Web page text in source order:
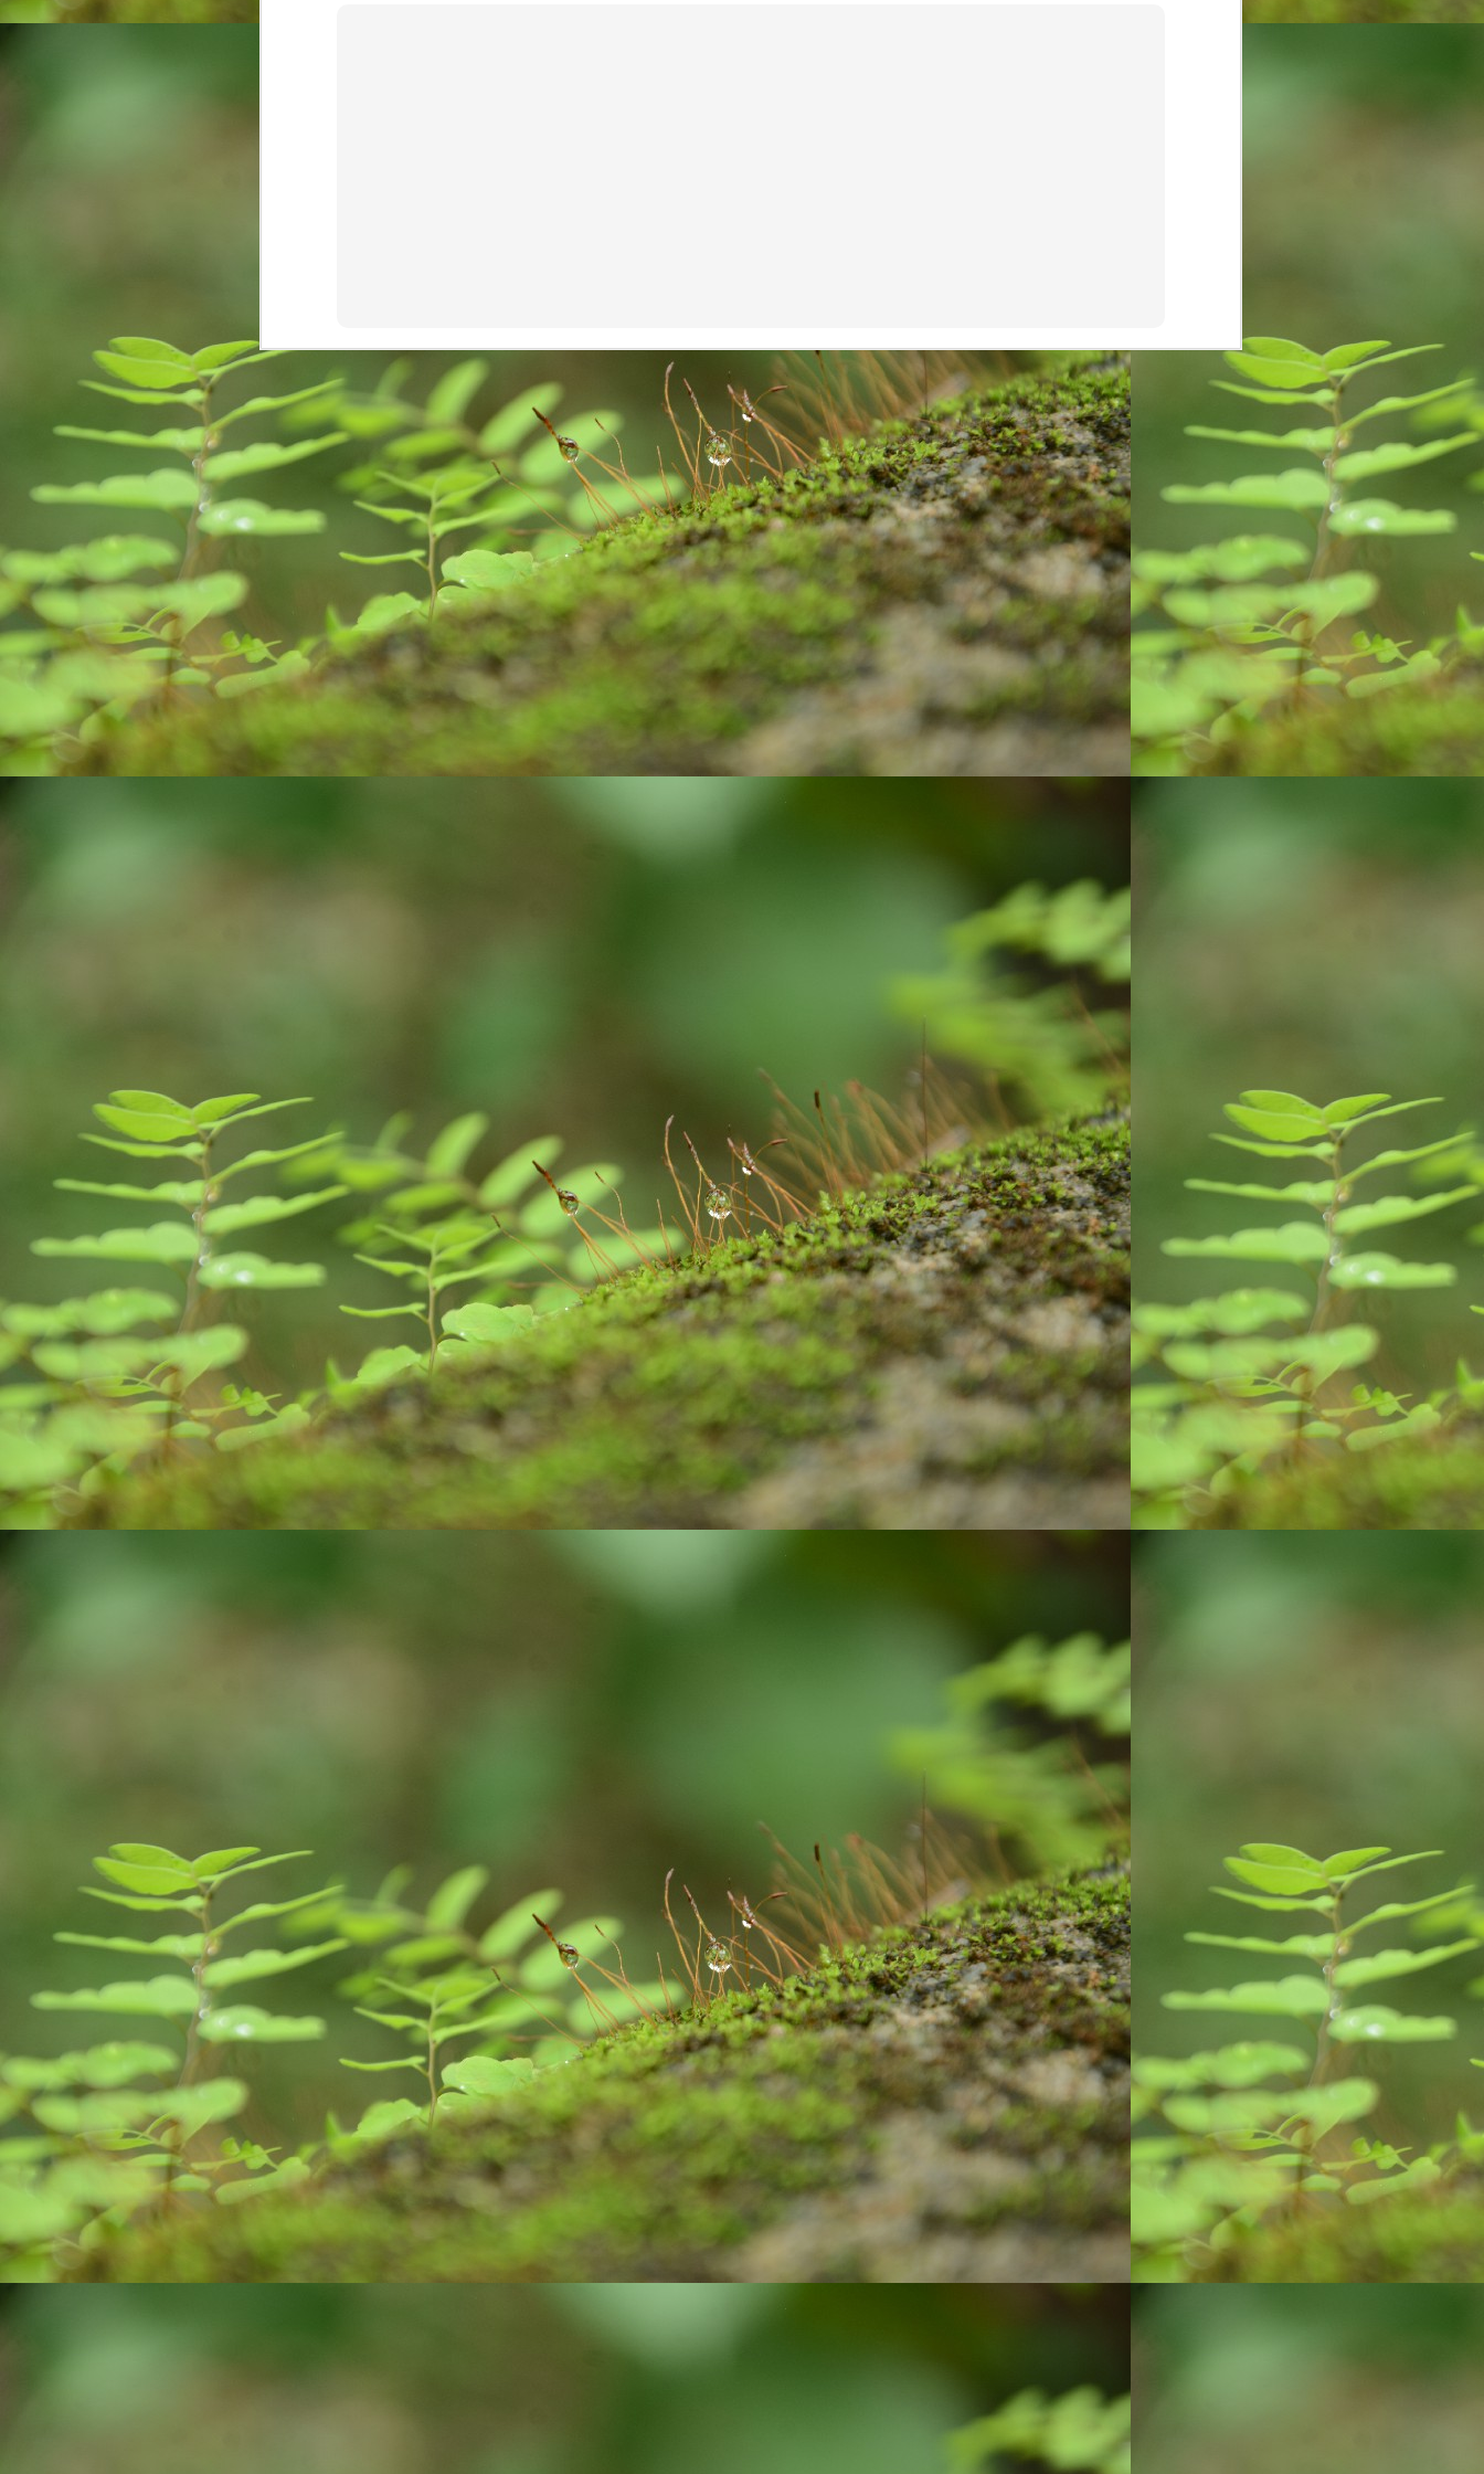
Janagalam, youtube channel produced stories on '30- Inspiring Women
of Vizag' . Had an opportunity to feature and share my thoughts. Take
your time to watch this video.
OCT Do your duty!
Chapter 2, Verse 47 of Bhagwad Gita says
कर्मण्येवाधिकारस्ते मा फलेषु कदाचन |
मा कर्मफलहेतुर्भूर्मा ते सङ्गोऽस्त्वकर्मणि || 47 ||
karmaṇy-evādhikāras te mā phaleṣhu kadāchana
mā karma-phala-hetur bhūr mā te saṅgo ’stvakarmaṇi
Do your duty and don’t bother about the results.
So are we..!
Eastern Ghats Wildlife Society, Butterflies Research Centre, Wish
Foundation and few more organizations are participating in the
programmes. Encourage your children to take part in the programmes. It
is a great learning and an opportunity for them to talk about their
favourite wildlife forms. Support your children to understand the
importance of wildlife in our nature, on our earth and in our Eco-system.
AUG
28
Evolution of Story Writing!
Times have changed but not emotions and feelings. These are
universal. Stories are part and parcel of civilization and human
development. Written word is found in Mesopotamia – present day Iraq,
dated back to 3200 BC. Stories were told and passed on vocally to
generations after generations by our ancestors. There were words,
images, song, dance, feelings and expressions to the stories. Earlier,
we used to write stories with pen and ink on the leaves of palm and later
Exciting contest on Sustainability!
Sustainability to me is what ever activity we do, we must be
mindful about our consumption, the impact we are going to create
and the way we are putting pressure on our natural resources of this
planet earth. As much as possible, I wanted to remain as a carbon
neutral person: with my acts of responsibility.
Example: After waking up from our beds, we brush our teeth. We use
paste, brush and water to clean our teeth.
JUN
26
Are you looking for Eco-friendly homes?
Do you know how Soil is playing an important role in maintaining
the Carbon balanced cycle on this earth? If you are not, let us
explore about our 'Soil'! it takes thousands of years to form soil. Big
rocks brake down into small pieces. Later they undergo physical,
biological, geological, and chemical process with the support of air and
water, they weather, and become soil. Soil is limited resource and is
considered as a renewable resource, because they keep on forming on
Stories are part and parcel of child's growing years. Stories